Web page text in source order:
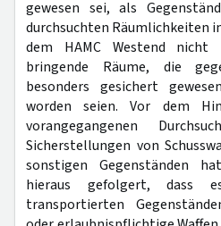
gewesen sei, als
durchsuchten Räumlichkeiten
dem HAMC Westend nicht
bringende Räume, die
besonders gesichert
worden seien. Vor dem
vorangegangenen
Sicherstellungen von
sonstigen Gegenständen
hieraus gefolgert, dass
transportierten